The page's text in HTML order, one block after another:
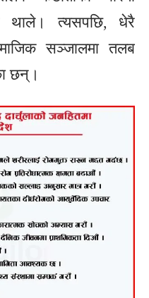
थाले। त्यसपछि, धेरै
सञ्जालमा तलब
छन्।